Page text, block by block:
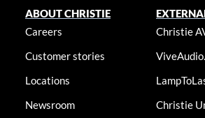
ABOUT CHRISTIE
Careers
Customer stories
Locations
Newsroom
Christie
Christie